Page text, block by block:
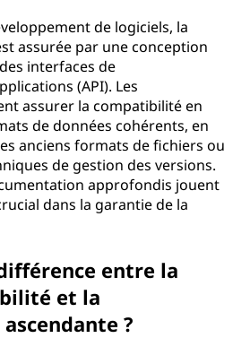
de logiciels, la
assurée par une conception
interfaces de
(API). Les
assurer la compatibilité en
de données cohérents, en
anciens formats de fichiers ou
de gestion des versions.
approfondis jouent
dans la garantie de la
entre la
et la
?